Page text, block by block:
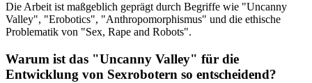
Die Arbeit ist maßgeblich geprägt durch Begriffe wie "Uncanny
Valley", "Erobotics", "Anthropomorphismus" und die ethische
Problematik von "Sex, Rape and Robots".
Warum ist das "Uncanny Valley" für die
Entwicklung von Sexrobotern so entscheidend?